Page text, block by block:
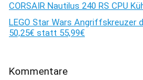
CORSAIR Nautilus 240 RS CPU
LEGO Star Wars Angriffskreuzer
50,25€ statt 55,99€
Kommentare